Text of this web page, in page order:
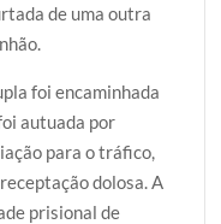
de uma outra
foi encaminhada
autuada por
para o tráfico,
dolosa. A
prisional de